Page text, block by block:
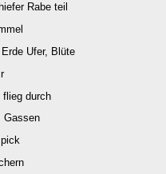
Rabe teil
Ufer, Blüte
flieg durch
Gassen